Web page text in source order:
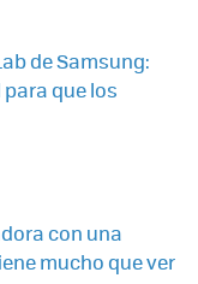
de Samsung:
que los
con una
mucho que ver